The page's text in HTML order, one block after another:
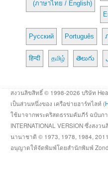
(ภาษาไทย / English)
Русский Português
हिन्दी தமிழ் తెలుగు
สงวนลิขสิทธิ์ © 1998-2026 บริษัท
เป็นส่วนหนึ่งของ เครือข่ายฮาร์ทไลท์ (
ใช้มาจากพระคริสตธรรมคัมภีร์ ฉบับภ
INTERNATIONAL VERSION ซึ่งสง
นานาชาติ © 1973, 1978, 1984,
อนุญาตให้จัดพิมพ์โดยสำนักพิมพ์